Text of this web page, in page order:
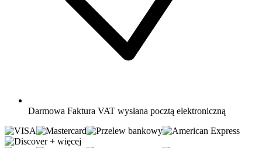
Darmowa Faktura VAT wysłana pocztą elektroniczną
+ więcej